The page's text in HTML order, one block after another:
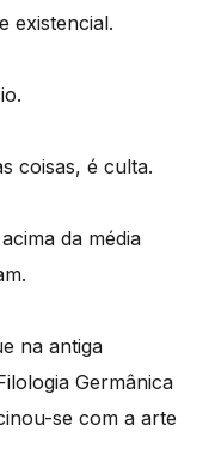
existencial.
coisas, é culta.
da média
na antiga
Germânica
se com a arte